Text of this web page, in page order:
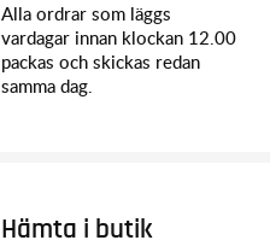
Alla ordrar som läggs
vardagar innan klockan 12.00
packas och skickas redan
samma dag.
Hämta i butik